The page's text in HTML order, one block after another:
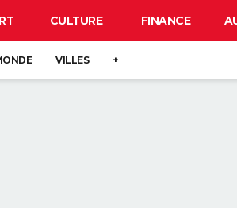
CULTURE FINANCE
VILLES +